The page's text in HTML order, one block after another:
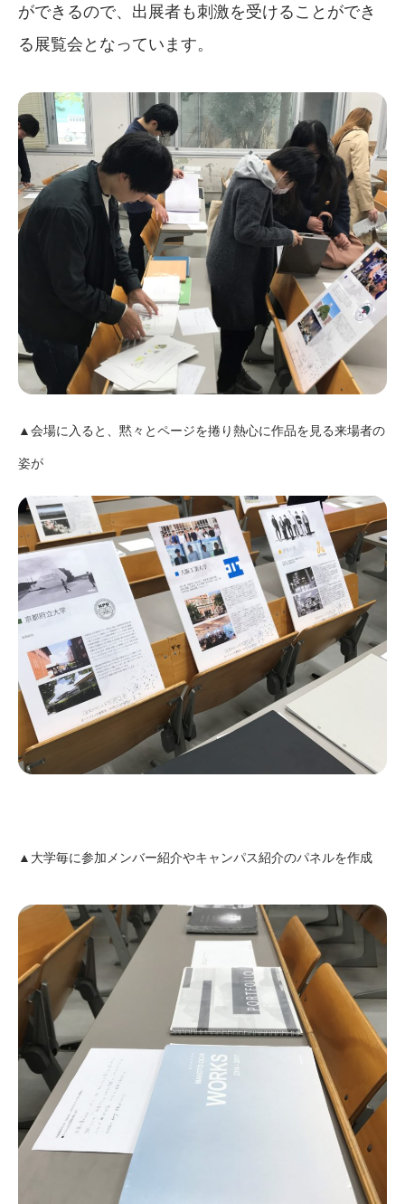
ができるので、出展者も刺激を受けることができ
る展覧会となっています。
▲会場に入ると、黙々とページを捲り熱心に作品を見る来場者の
姿が
▲大学毎に参加メンバー紹介やキャンパス紹介のパネルを作成